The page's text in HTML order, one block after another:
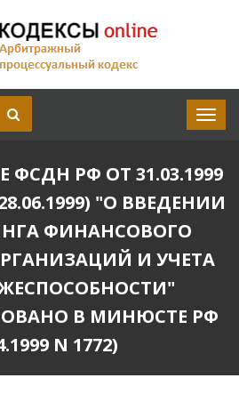
РФ ОТ 31.03.1999
"О ВВЕДЕНИИ
ФИНАНСОВОГО
И УЧЕТА
В МИНЮСТЕ РФ
N 1772)